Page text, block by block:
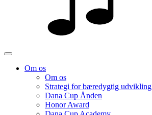
Om os
Om os
Strategi for bæredygtig udvikling
Dana Cup Ånden
Honor Award